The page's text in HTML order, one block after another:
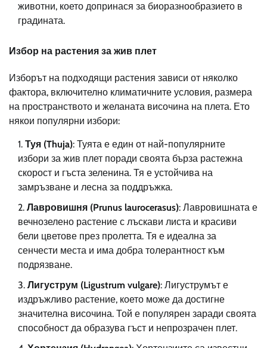
животни, което допринася за биоразнообразието в
градината.
Избор на растения за жив плет
Изборът на подходящи растения зависи от няколко
фактора, включително климатичните условия, размера
на пространството и желаната височина на плета. Ето
някои популярни избори:
Туя (Thuja): Туята е един от най-популярните
избори за жив плет поради своята бърза растежна
скорост и гъста зеленина. Тя е устойчива на
замръзване и лесна за поддръжка.
Лавровишня (Prunus laurocerasus): Лавровишната е
вечнозелено растение с лъскави листа и красиви
бели цветове през пролетта. Тя е идеална за
сенчести места и има добра толерантност към
подрязване.
Лигуструм (Ligustrum vulgare): Лигуструмът е
издръжливо растение, което може да достигне
значителна височина. Той е популярен заради своята
способност да образува гъст и непрозрачен плет.